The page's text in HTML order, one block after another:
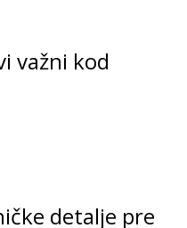
važni kod
detalje pre